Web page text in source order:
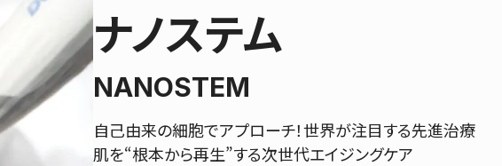
ナノステム
NANOSTEM
自己由来の細胞でアプローチ！世界が注目する先進治療
肌を“根本から再生”する次世代エイジングケア